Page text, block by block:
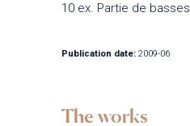
10 ex. Partie de basses
Publication date: 2009-06
The works